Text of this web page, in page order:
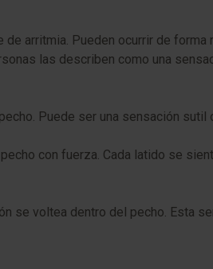
arritmia. Pueden ocurrir de forma
las describen como una
Puede ser una sensación sutil
con fuerza. Cada latido se
se voltea dentro del pecho. Esta